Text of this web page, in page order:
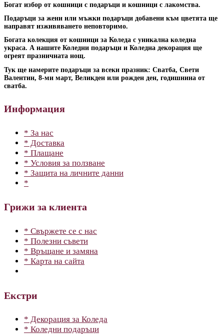
Богат избор от кошници с подаръци и кошници с лакомства.
Подаръци за жени или мъжки подаръци добавени към цветята ще
направят изживяването неповторимо.
Богата колекция от кошници за Коледа с уникална коледна
украса. А нашите Коледни подаръци и Коледна декорация ще
огреят празничната нощ.
Тук ще намерите подаръци за всеки празник: Сватба, Свети
Валентин, 8-ми март, Великден или рожден ден, годишнина от
сватба.
Информация
* За нас
* Доставка
* Плащане
* Условия за ползване
* Защита на личните данни
*
Грижи за клиента
* Свържете се с нас
* Полезни съвети
* Връщане и замяна
* Карта на сайта
Екстри
* Декорация за Коледа
* Коледни подаръци